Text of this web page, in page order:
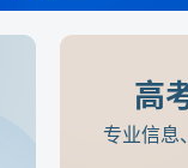
高
专业信息